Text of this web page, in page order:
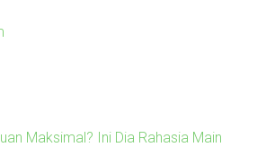
Maksimal? Ini Dia Rahasia Main